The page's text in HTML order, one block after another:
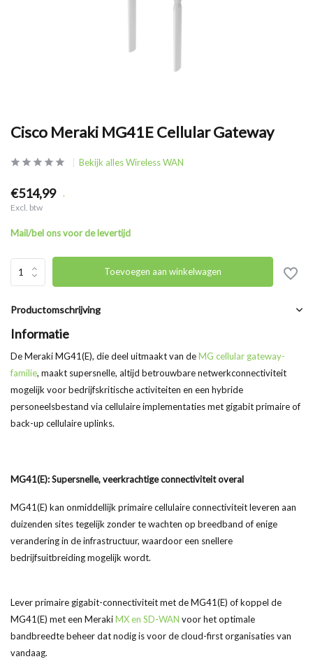
Cisco Meraki MG41E Cellular Gateway
Bekijk alles Wireless WAN
€514,99 .
Excl. btw
Mail/bel ons voor de levertijd
Toevoegen aan winkelwagen
Productomschrijving
Informatie
De Meraki MG41(E), die deel uitmaakt van deMG cellular gateway-
familie, maakt supersnelle, altijd betrouwbare netwerkconnectiviteit
mogelijk voor bedrijfskritische activiteiten en een hybride
personeelsbestand via cellulaire implementaties met gigabit primaire of
back-up cellulaire uplinks.
MG41(E): Supersnelle, veerkrachtige connectiviteit overal
MG41(E) kan onmiddellijk primaire cellulaire connectiviteit leveren aan
duizenden sites tegelijk zonder te wachten op breedband of enige
verandering in de infrastructuur, waardoor een snellere
bedrijfsuitbreiding mogelijk wordt.
Lever primaire gigabit-connectiviteit met de MG41(E) of koppel de
MG41(E) met een MerakiMX en SD-WAN voor het optimale
bandbreedte beheer dat nodig is voor de cloud-first organisaties van
vandaag.